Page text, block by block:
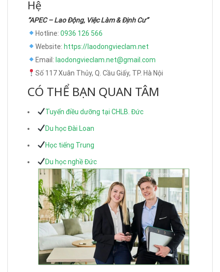
Hệ
“APEC – Lao Động, Việc Làm & Định Cư”
Hotline: 0936 126 566
Website: https://laodongvieclam.net
Email: laodongvieclam.net@gmail.com
Số 117 Xuân Thủy, Q. Cầu Giấy, TP. Hà Nội
CÓ THỂ BẠN QUAN TÂM
Tuyển điều dưỡng tại CHLB. Đức
Du học Đài Loan
Học tiếng Trung
Du học nghề Đức